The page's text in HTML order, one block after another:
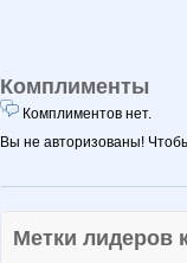
Комплименты
Комплиментов нет.
Вы не авторизованы!
Метки